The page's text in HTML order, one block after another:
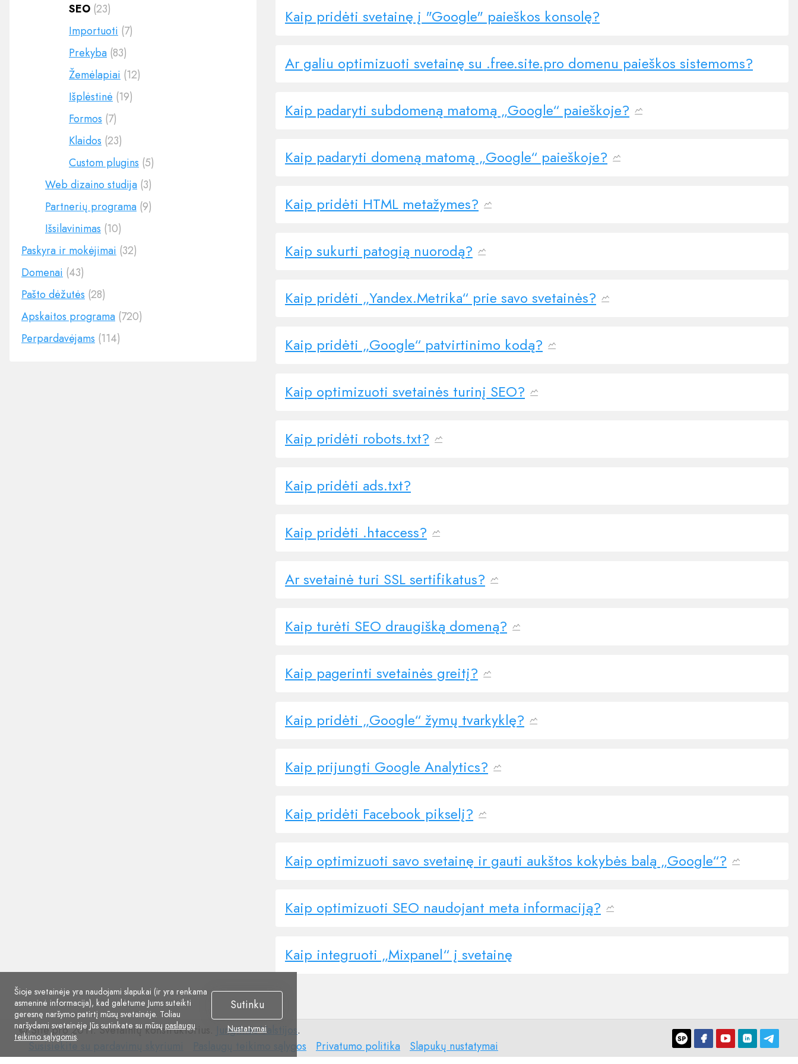
SEO (23)
Importuoti (7)
Prekyba (83)
Žemėlapiai (12)
Išplėstinė (19)
Formos (7)
Klaidos (23)
Custom plugins (5)
Web dizaino studija (3)
Partnerių programa (9)
Išsilavinimas (10)
Paskyra ir mokėjimai (32)
Domenai (43)
Pašto dėžutės (28)
Apskaitos programa (720)
Perpardavėjams (114)
Kaip pridėti svetainę į "Google" paieškos konsolę?
Ar galiu optimizuoti svetainę su .free.site.pro domenu paieškos sistemoms?
Kaip padaryti subdomeną matomą „Google“ paieškoje?
Kaip padaryti domeną matomą „Google“ paieškoje?
Kaip pridėti HTML metažymes?
Kaip sukurti patogią nuorodą?
Kaip pridėti „Yandex.Metrika“ prie savo svetainės?
Kaip pridėti „Google“ patvirtinimo kodą?
Kaip optimizuoti svetainės turinį SEO?
Kaip pridėti robots.txt?
Kaip pridėti ads.txt?
Kaip pridėti .htaccess?
Ar svetainė turi SSL sertifikatus?
Kaip turėti SEO draugišką domeną?
Kaip pagerinti svetainės greitį?
Kaip pridėti „Google“ žymų tvarkyklę?
Kaip prijungti Google Analytics?
Kaip pridėti Facebook pikselį?
Kaip optimizuoti savo svetainę ir gauti aukštos kokybės balą „Google“?
Kaip optimizuoti SEO naudojant meta informaciją?
Kaip integruoti „Mixpanel“ į svetainę
© Site.pro 2011. Svetainių konstruktorius. Jungtinės Valstijos .
Susisiekite
Susisiekite su pardavimų skyriumi Paslaugų teikimo sąlygos
Privatumo
Privatumo politika
Slapukų
Slapukų nustatymai
Šioje svetainėje yra naudojami slapukai (ir yra renkama
asmeninė informacija), kad galėtume Jums suteikti
geresnę naršymo patirtį mūsų svetainėje. Toliau
naršydami svetainėje Jūs sutinkate su mūsų paslaugų
teikimo sąlygomis.
Sutinku
Nustatymai